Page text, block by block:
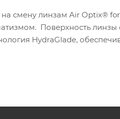
смену линзам Air Optix® for
Поверхность линзы
HydraGlade,